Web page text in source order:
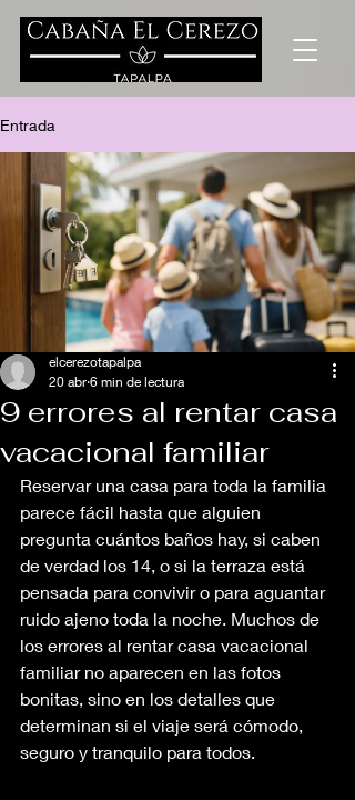
Entrada
9 errores al rentar casa
vacacional familiar
elcerezotapalpa
20 abr 6 min de lectura
Reservar una casa para toda la familia
parece fácil hasta que alguien
pregunta cuántos baños hay, si caben
de verdad los 14, o si la terraza está
pensada para convivir o para aguantar
ruido ajeno toda la noche. Muchos de
los errores al rentar casa vacacional
familiar no aparecen en las fotos
bonitas, sino en los detalles que
determinan si el viaje será cómodo,
seguro y tranquilo para todos.